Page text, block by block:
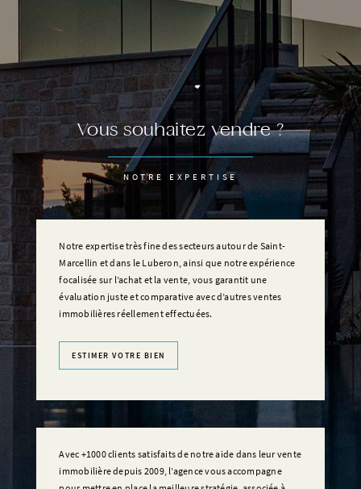
Vous souhaitez vendre ?
NOTRE EXPERTISE
Notre expertise très fine des secteurs autour de Saint-
Marcellin et dans le Luberon, ainsi que notre expérience
focalisée sur l’achat et la vente, vous garantit une
évaluation juste et comparative avec d’autres ventes
immobilières réellement effectuées.
ESTIMER VOTRE BIEN
Avec +1000 clients satisfaits de notre aide dans leur vente
immobilière depuis 2009, l’agence vous accompagne